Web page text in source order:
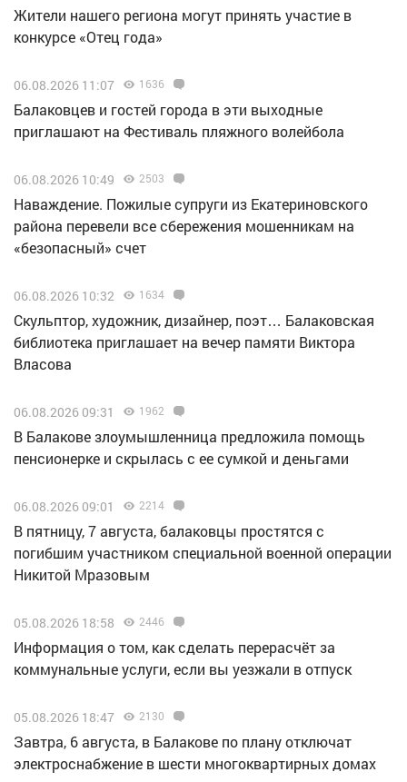
Жители нашего региона могут принять участие в
конкурсе «Отец года»
06.08.2026 11:07 1636
Балаковцев и гостей города в эти выходные
приглашают на Фестиваль пляжного волейбола
06.08.2026 10:49 2503
Наваждение. Пожилые супруги из Екатериновского
района перевели все сбережения мошенникам на
«безопасный» счет
06.08.2026 10:32 1634
Скульптор, художник, дизайнер, поэт… Балаковская
библиотека приглашает на вечер памяти Виктора
Власова
06.08.2026 09:31 1962
В Балакове злоумышленница предложила помощь
пенсионерке и скрылась с ее сумкой и деньгами
06.08.2026 09:01 2214
В пятницу, 7 августа, балаковцы простятся с
погибшим участником специальной военной операции
Никитой Мразовым
05.08.2026 18:58 2446
Информация о том, как сделать перерасчёт за
коммунальные услуги, если вы уезжали в отпуск
05.08.2026 18:47 2130
Завтра, 6 августа, в Балакове по плану отключат
электроснабжение в шести многоквартирных домах